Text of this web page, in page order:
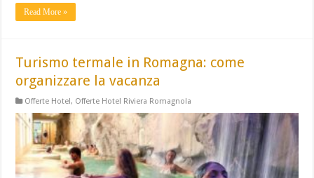
Read More »
Turismo termale in Romagna: come
organizzare la vacanza
Offerte Hotel, Offerte Hotel Riviera Romagnola